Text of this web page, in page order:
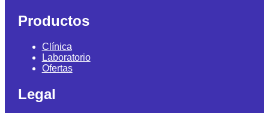
Productos
Clínica
Laboratorio
Ofertas
Legal